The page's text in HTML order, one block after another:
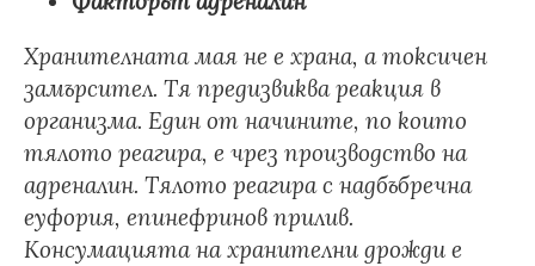
Хранителната мая не е храна, а токсичен
замърсител. Тя предизвиква реакция в
организма. Един от начините, по които
тялото реагира, е чрез производство на
адреналин. Тялото реагира с надбъбречна
еуфория, епинефринов прилив.
Консумацията на хранителни дрожди е